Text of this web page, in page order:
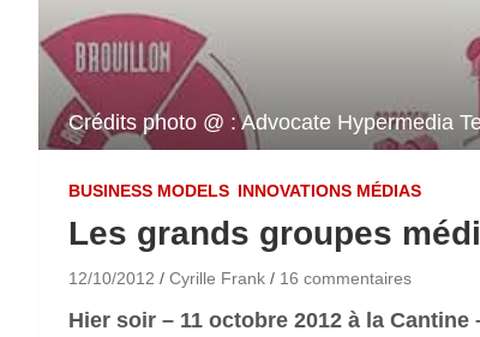
Crédits photo @ : Advocate Hypermedia
BUSINESS MODELS INNOVATIONS MÉDIAS
Les grands groupes
12/10/2012 Cyrille Frank 16 commentaires
Hier soir – 11 octobre 2012 à la Cantine